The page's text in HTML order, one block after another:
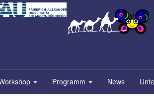
Programm News